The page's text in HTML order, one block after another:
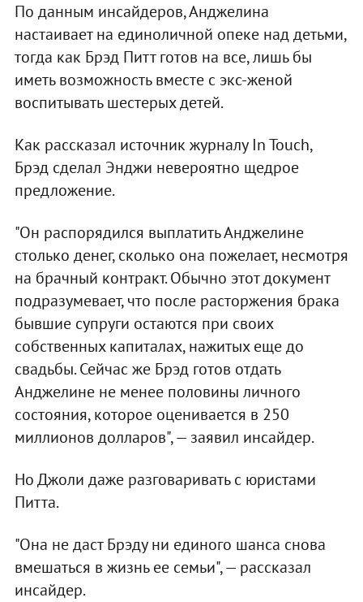
По данным инсайдеров, Анджелина
настаивает на единоличной опеке над детьми,
тогда как Брэд Питт готов на все, лишь бы
иметь возможность вместе с экс-женой
воспитывать шестерых детей.
Как рассказал источник журналу In Touch,
Брэд сделал Энджи невероятно щедрое
предложение.
"Он распорядился выплатить Анджелине
столько денег, сколько она пожелает, несмотря
на брачный контракт. Обычно этот документ
подразумевает, что после расторжения брака
бывшие супруги остаются при своих
собственных капиталах, нажитых еще до
свадьбы. Сейчас же Брэд готов отдать
Анджелине не менее половины личного
состояния, которое оценивается в 250
миллионов долларов", — заявил инсайдер.
Но Джоли даже разговаривать с юристами
Питта.
"Она не даст Брэду ни единого шанса снова
вмешаться в жизнь ее семьи", — рассказал
инсайдер.